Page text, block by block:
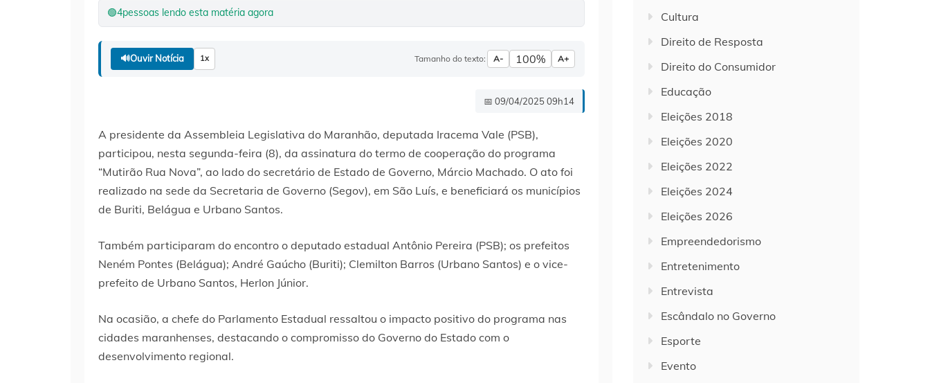
🟢4pessoas lendo esta matéria agora
🔊Ouvir Notícia 1x Tamanho do texto: A- 100% A+
📅 09/04/2025 09h14
A presidente da Assembleia Legislativa do Maranhão, deputada Iracema Vale (PSB),
participou, nesta segunda-feira (8), da assinatura do termo de cooperação do programa
“Mutirão Rua Nova”, ao lado do secretário de Estado de Governo, Márcio Machado. O ato foi
realizado na sede da Secretaria de Governo (Segov), em São Luís, e beneficiará os municípios
de Buriti, Belágua e Urbano Santos.
Também participaram do encontro o deputado estadual Antônio Pereira (PSB); os prefeitos
Neném Pontes (Belágua); André Gaúcho (Buriti); Clemilton Barros (Urbano Santos) e o vice-
prefeito de Urbano Santos, Herlon Júnior.
Na ocasião, a chefe do Parlamento Estadual ressaltou o impacto positivo do programa nas
cidades maranhenses, destacando o compromisso do Governo do Estado com o
desenvolvimento regional.
Cultura
Direito de Resposta
Direito do Consumidor
Educação
Eleições 2018
Eleições 2020
Eleições 2022
Eleições 2024
Eleições 2026
Empreendedorismo
Entretenimento
Entrevista
Escândalo no Governo
Esporte
Evento